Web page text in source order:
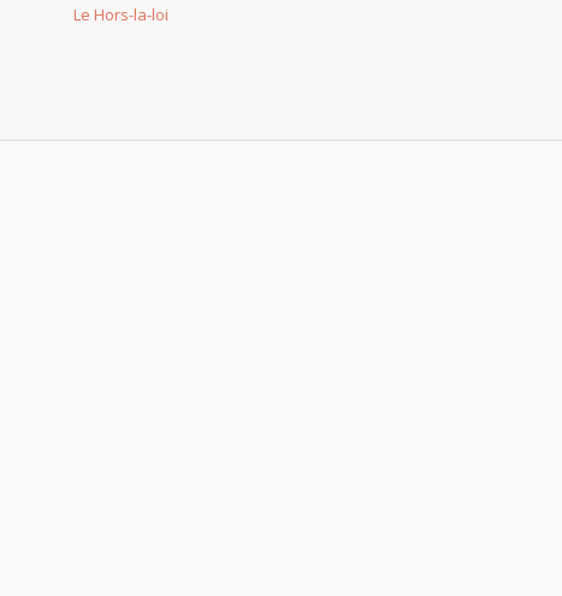
Le Hors-la-loi